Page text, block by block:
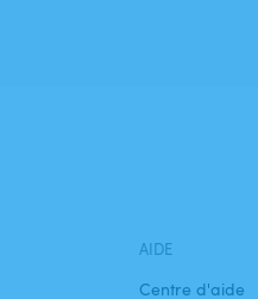
AIDE
Centre d'aide